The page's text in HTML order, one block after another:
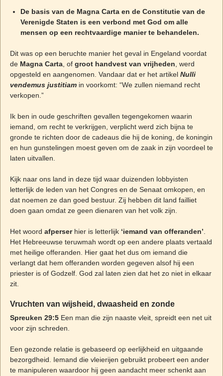
De basis van de Magna Carta en de Constitutie van de
Verenigde Staten is een verbond met God om alle
mensen op een rechtvaardige manier te behandelen.
Dit was op een beruchte manier het geval in Engeland voordat
de Magna Carta, of groot handvest van vrijheden , werd
opgesteld en aangenomen. Vandaar dat er het artikel Nulli
vendemus justitiamin voorkomt: “We zullen niemand recht
verkopen.”
Ik ben in oude geschriften gevallen tegengekomen waarin
iemand, om recht te verkrijgen, verplicht werd zich bijna te
gronde te richten door de cadeaus die hij de koning, de koningin
en hun gunstelingen moest geven om de zaak in zijn voordeel te
laten uitvallen.
Kijk naar ons land in deze tijd waar duizenden lobbyisten
letterlijk de leden van het Congres en de Senaat omkopen, en
dat noemen ze dan goed bestuur. Zij hebben dit land failliet
doen gaan omdat ze geen dienaren van het volk zijn.
Het woord afperserhier is letterlijk ‘iemand van offeranden’
Het Hebreeuwse teruwmah wordt op een andere plaats vertaald
met heilige offeranden. Hier gaat het dus om iemand die
verlangt dat hem offeranden worden gegeven alsof hij een
priester is of Godzelf. God zal laten zien dat het zo niet in elkaar
zit.
Vruchten van wijsheid, dwaasheid en zonde
Spreuken 29:5Een man die zijn naaste vleit, spreidt een net uit
voor zijn schreden.
Een gezonde relatie is gebaseerd op eerlijkheid en uitgaande
bezorgdheid. Iemand die vleierijen gebruikt probeert een ander
te manipuleren waardoor hij geen aandacht meer schenkt aan